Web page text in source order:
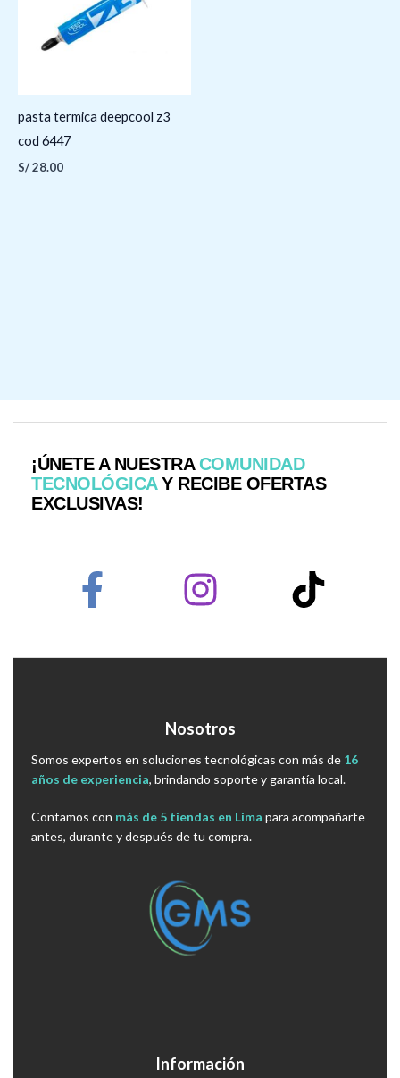
pasta termica deepcool z3
cod 6447
S/28.00
¡ÚNETE A NUESTRACOMUNIDAD
TECNOLÓGICAY RECIBE OFERTAS
EXCLUSIVAS!
Nosotros
Somos expertos en soluciones tecnológicas con más de 16
años de experiencia, brindando soporte y garantía local.
Contamos con más de 5 tiendas en Lima para acompañarte
antes, durante y después de tu compra.
Información